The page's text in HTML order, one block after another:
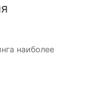
наиболее